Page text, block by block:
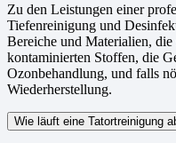
Zu den Leistungen einer
Tiefenreinigung und
Bereiche und Materialien,
kontaminierten Stoffen, die
Ozonbehandlung, und falls
Wiederherstellung.
Wie läuft eine Tatortreinigung